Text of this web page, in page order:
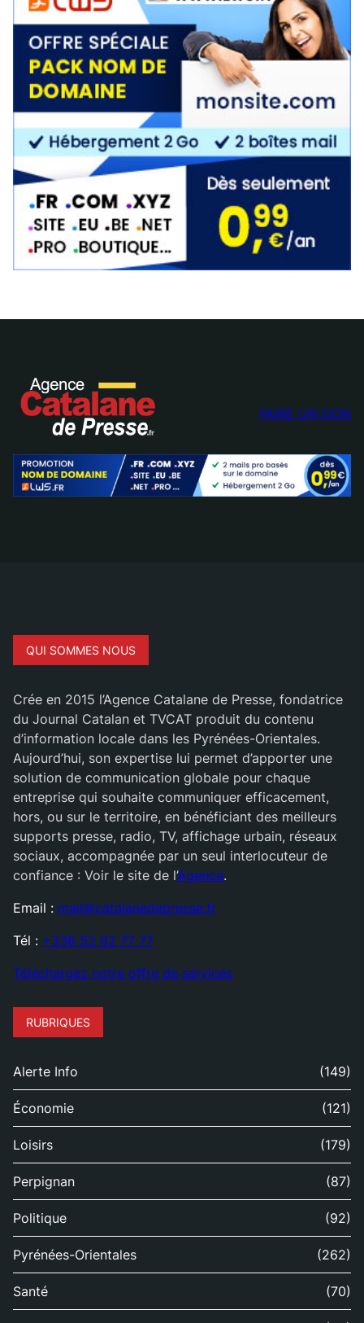
FAIRE UN DON
QUI SOMMES NOUS
Crée en 2015 l’Agence Catalane de Presse, fondatrice
du Journal Catalan et TVCAT produit du contenu
d’information locale dans les Pyrénées-Orientales.
Aujourd’hui, son expertise lui permet d’apporter une
solution de communication globale pour chaque
entreprise qui souhaite communiquer efficacement,
hors, ou sur le territoire, en bénéficiant des meilleurs
supports presse, radio, TV, affichage urbain, réseaux
sociaux, accompagnée par un seul interlocuteur de
confiance : Voir le site de l’Agence.
Email : mail@catalanedepresse.fr
Tél : +336 52 62 77 77
Téléchargez notre offre de services
RUBRIQUES
Alerte Info (149)
Économie (121)
Loisirs (179)
Perpignan (87)
Politique (92)
Pyrénées-Orientales (262)
Santé (70)